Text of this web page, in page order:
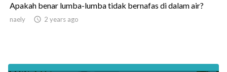
Apakah benar lumba-lumba tidak bernafas di dalam air?
naely  2 years ago